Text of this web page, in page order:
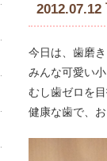
2012.07.12
今日は、歯磨
みんな可愛い
むし歯ゼロを
健康な歯で、